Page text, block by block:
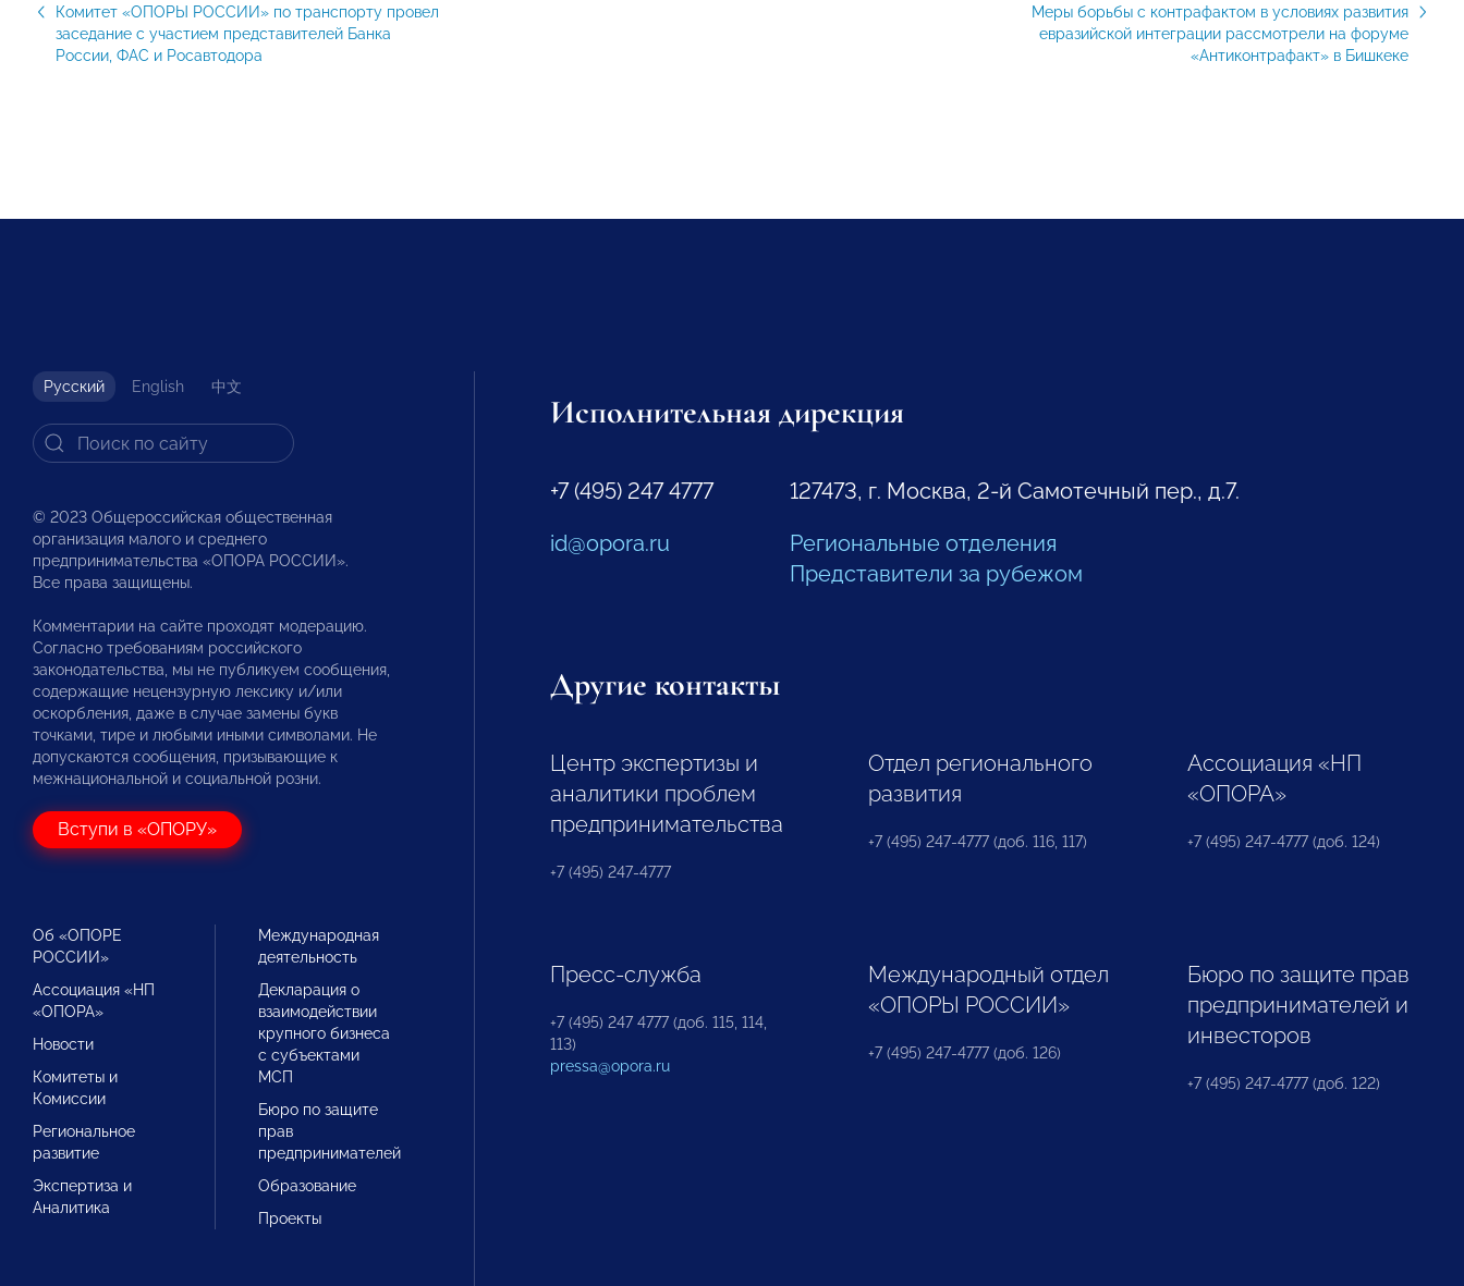
Комитет «ОПОРЫ РОССИИ» по транспорту провел
заседание с участием представителей Банка
России, ФАС и Росавтодора
Меры борьбы с контрафактом в условиях развития
евразийской интеграции рассмотрели на форуме
«Антиконтрафакт» в Бишкеке
Русский English 中文
© 2023 Общероссийская общественная
организация малого и среднего
предпринимательства «ОПОРА РОССИИ».
Все права защищены.
Комментарии на сайте проходят модерацию.
Согласно требованиям российского
законодательства, мы не публикуем сообщения,
содержащие нецензурную лексику и/или
оскорбления, даже в случае замены букв
точками, тире и любыми иными символами. Не
допускаются сообщения, призывающие к
межнациональной и социальной розни.
Вступи в «ОПОРУ»
Об «ОПОРЕ
РОССИИ»
Ассоциация «НП
«ОПОРА»
Новости
Комитеты и
Комиссии
Региональное
развитие
Экспертиза и
Аналитика
Международная
деятельность
Декларация о
взаимодействии
крупного бизнеса
с субъектами
МСП
Бюро по защите
прав
предпринимателей
Образование
Проекты
Исполнительная дирекция
+7 (495) 247 4777
id@opora.ru
127473, г. Москва, 2-й Самотечный пер., д.7.
Региональные отделения
Представители за рубежом
Другие контакты
Центр экспертизы и
аналитики проблем
предпринимательства
+7 (495) 247-4777
Отдел регионального
развития
+7 (495) 247-4777 (доб. 116, 117)
Ассоциация «НП
«ОПОРА»
+7 (495) 247-4777 (доб. 124)
Пресс-служба
+7 (495) 247 4777 (доб. 115, 114,
113)
pressa@opora.ru
Международный отдел
«ОПОРЫ РОССИИ»
+7 (495) 247-4777 (доб. 126)
Бюро по защите прав
предпринимателей и
инвесторов
+7 (495) 247-4777 (доб. 122)